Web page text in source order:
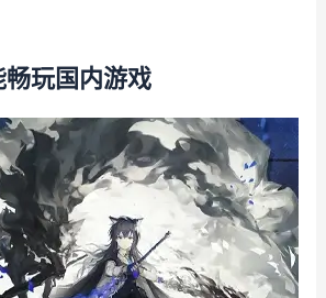
畅玩国内游戏